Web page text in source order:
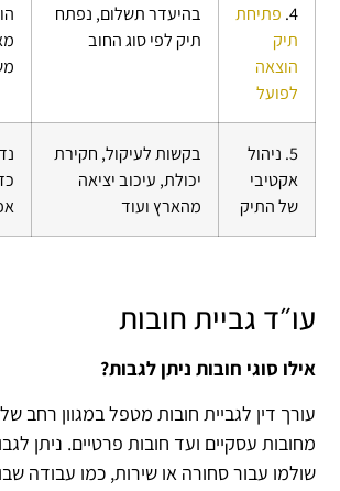
4. פתיחת
תיק
הוצאה
לפועל
בהיעדר תשלום, נפתח
תיק לפי סוג החוב
5. ניהול
אקטיבי
של התיק
בקשות לעיקול, חקירת
יכולת, עיכוב יציאה
מהארץ ועוד
עו״ד גביית חובות
אילו סוגי חובות ניתן לגבות?
עורך דין לגביית חובות מטפל במגוון רחב
מחובות עסקיים ועד חובות פרטיים. ניתן
שולמו עבור סחורה או שירות, כמו עבודה